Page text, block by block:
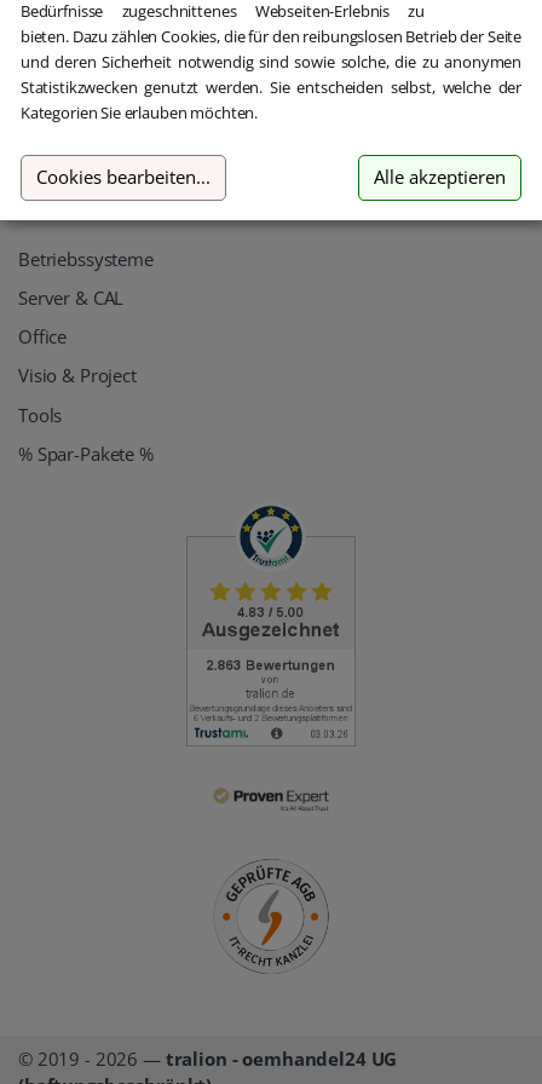
AGB
Impressum
Widerrufsrecht
Find it fast
Betriebssysteme
Server & CAL
Office
Visio & Project
Tools
% Spar-Pakete %
© 2019 - 2026 — tralion - oemhandel24 UG
Bedürfnisse zugeschnittenes Webseiten-Erlebnis zu
bieten. Dazu zählen Cookies, die für den reibungslosen Betrieb der Seite
und deren Sicherheit notwendig sind sowie solche, die zu anonymen
Statistikzwecken genutzt werden. Sie entscheiden selbst, welche der
Kategorien Sie erlauben möchten.
Cookies bearbeiten... Alle akzeptieren